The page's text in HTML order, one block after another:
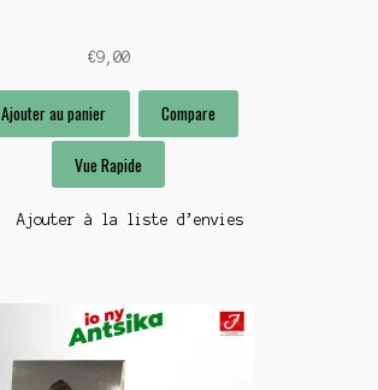
€9,00
Ajouter au panier Compare
Vue Rapide
Ajouter à la liste d’envies